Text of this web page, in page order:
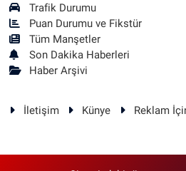
Trafik Durumu
Puan Durumu ve Fikstür
Tüm Manşetler
Son Dakika Haberleri
Haber Arşivi
İletişim Künye Reklam